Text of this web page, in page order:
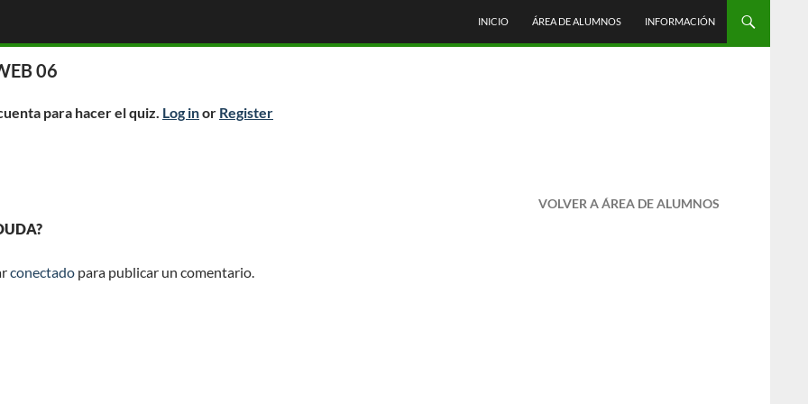
INICIO ÁREA DE ALUMNOS INFORMACIÓN
06
para hacer el quiz. Log inor Register
VOLVER A ÁREA DE ALUMNOS
conectado para publicar un comentario.